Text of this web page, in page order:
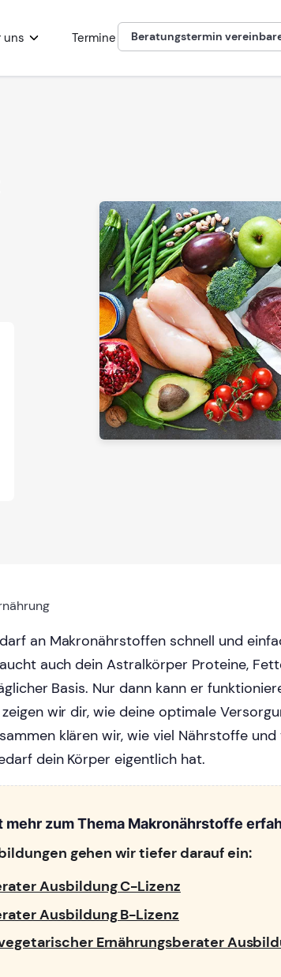
uns Termine Beratungstermin
an Makronährstoffen schnell und
auch dein Astralkörper Proteine,
Basis. Nur dann kann er
wir dir, wie deine optimale
klären wir, wie viel Nährstoffe
dein Körper eigentlich hat.
mehr zum Thema Makronährstoffe
gehen wir tiefer darauf ein:
Ausbildung C-Lizenz
Ausbildung B-Lizenz
Ernährungsberater